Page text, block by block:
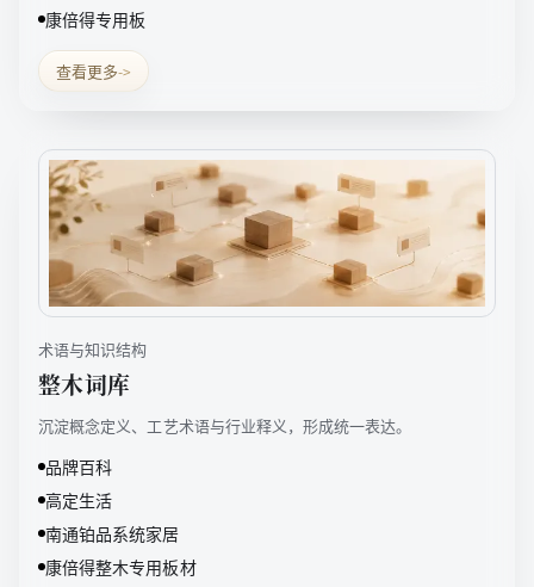
康倍得专用板
查看更多->
术语与知识结构
整木词库
沉淀概念定义、工艺术语与行业释义，形成统一表达。
品牌百科
高定生活
南通铂品系统家居
康倍得整木专用板材